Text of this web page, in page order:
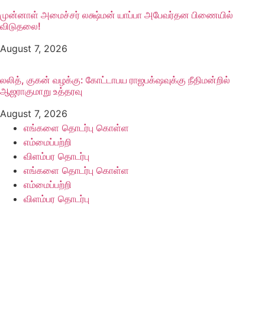
முன்னாள் அமைச்சர் லக்ஷ்மன் யாப்பா அபேவர்தன பிணையில்
விடுதலை!
August 7, 2026
லலித், குகன் வழக்கு: கோட்டாபய ராஜபக்‌ஷவுக்கு நீதிமன்றில்
ஆஜராகுமாறு உத்தரவு
August 7, 2026
எங்களை தொடர்பு கொள்ள
எம்மைப்பற்றி
விளம்பர தொடர்பு
எங்களை தொடர்பு கொள்ள
எம்மைப்பற்றி
விளம்பர தொடர்பு